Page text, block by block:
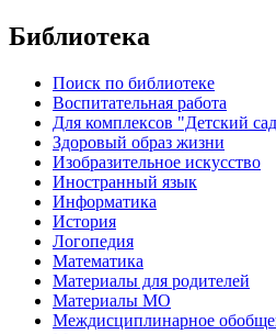
Библиотека
Поиск по библиотеке
Воспитательная работа
Для комплексов "Детский
Здоровый образ жизни
Изобразительное искусство
Иностранный язык
Информатика
История
Логопедия
Математика
Материалы для родителей
Материалы МО
Междисциплинарное